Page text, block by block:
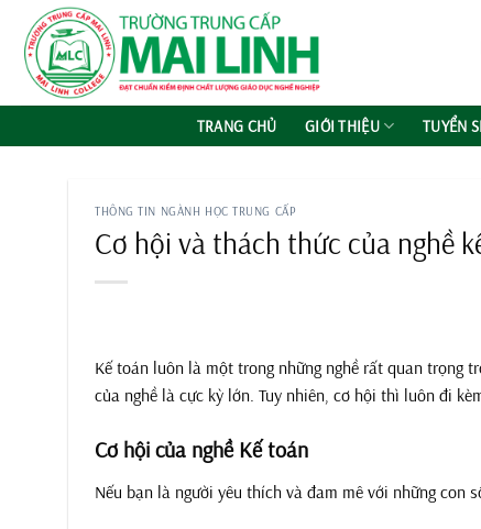
Chuyển
TRANG CHỦ GIỚI THIỆU TUYỂN
THÔNG TIN NGÀNH HỌC TRUNG CẤP
Cơ hội và thách thức của nghề
Kế toán luôn là một trong những nghề rất quan trọng
của nghề là cực kỳ lớn. Tuy nhiên, cơ hội thì luôn đi
Cơ hội của nghề Kế toán
Nếu bạn là người yêu thích và đam mê với những con